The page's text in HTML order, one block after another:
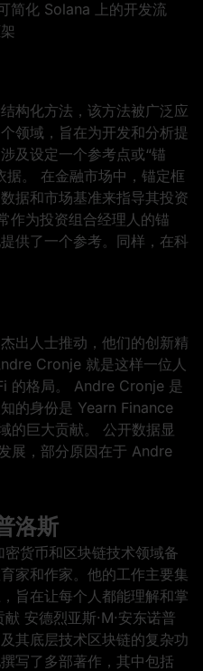
简化 Solana 上的开发流
构化方法，该方法被广泛应
领域，旨在为开发和分析提
及设定一个参考点或“锚
据。 在金融市场中，锚定框
据和市场基准来指导其投资
作为投资组合经理人的锚
供了一个参考。同样，在科
出人士推动，他们的创新精
Cronje 就是这样一位人
的格局。 Andre Cronje 是
的身份是 Yearn Finance
的巨大贡献。 公开数据显
展，部分原因在于 Andre
洛斯
密货币和区块链技术领域备
家和作家。他的工作主要集
旨在让每个人都能理解和掌
安德烈亚斯·M·安东诺普
其底层技术区块链的复杂功
写了多部著作，其中包括